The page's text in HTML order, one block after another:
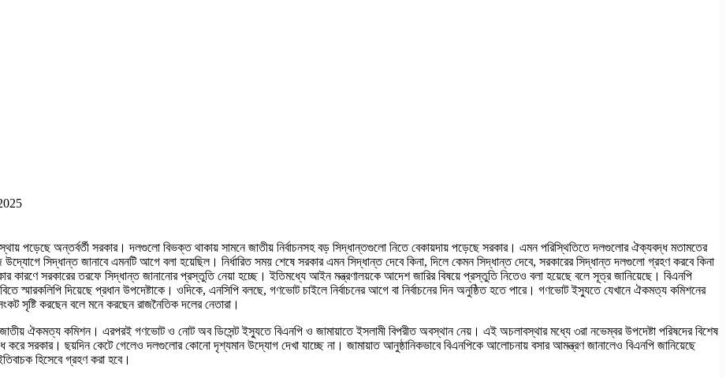
পড়েছে অন্তর্বর্তী সরকার। দলগুলো বিভক্ত থাকায় সামনে জাতীয় নির্বাচনসহ বড় সিদ্ধান্তগুলো নিতে বেকায়দায় পড়েছে সরকার। এমন পরিস্থিতিতে দলগুলোর ঐক্যবদ্ধ মতামতের
সিদ্ধান্ত জানাবে এমনটি আগে বলা হয়েছিল। নির্ধারিত সময় শেষে সরকার এমন সিদ্ধান্ত দেবে কিনা, দিলে কেমন সিদ্ধান্ত দেবে, সরকারের সিদ্ধান্ত দলগুলো গ্রহণ করবে কিনা
সরকারের তরফে সিদ্ধান্ত জানানোর প্রস্তুতি নেয়া হচ্ছে। ইতিমধ্যে আইন মন্ত্রণালয়কে আদেশ জারির বিষয়ে প্রস্তুতি নিতেও বলা হয়েছে বলে সূত্র জানিয়েছে। বিএনপি
স্মারকলিপি দিয়েছে প্রধান উপদেষ্টাকে। ওদিকে, এনসিপি বলছে, গণভোট চাইলে নির্বাচনের আগে বা নির্বাচনের দিন অনুষ্ঠিত হতে পারে। গণভোট ইস্যুতে যেখানে ঐকমত্য কমিশনের
সৃষ্টি করছেন বলে মনে করছেন রাজনৈতিক দলের নেতারা।
ঐকমত্য কমিশন। এরপরই গণভোট ও নোট অব ডিসেন্ট ইস্যুতে বিএনপি ও জামায়াতে ইসলামী বিপরীত অবস্থান নেয়। এই অচলাবস্থার মধ্যে ৩রা নভেম্বর উপদেষ্টা পরিষদের বিশেষ
সরকার। ছয়দিন কেটে গেলেও দলগুলোর কোনো দৃশ্যমান উদ্যোগ দেখা যাচ্ছে না। জামায়াত আনুষ্ঠানিকভাবে বিএনপিকে আলোচনায় বসার আমন্ত্রণ জানালেও বিএনপি জানিয়েছে
হিসেবে গ্রহণ করা হবে।